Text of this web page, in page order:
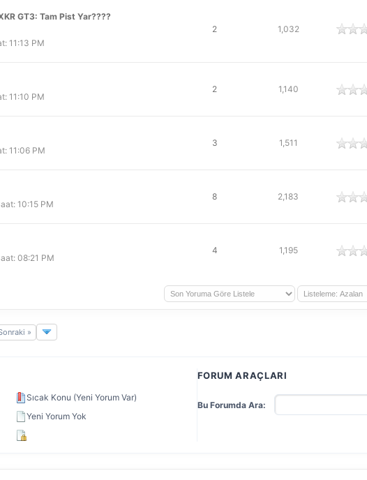
GT3: Tam Pist Yar????
11:13 PM
2 1,032
5 - 0 oy
11:10 PM
2 1,140
5 - 0 oy
11:06 PM
3 1,511
5 - 0 oy
10:15 PM
8 2,183
5 - 0 oy
08:21 PM
4 1,195
5 - 0 oy
»
Sıcak Konu (Yeni Yorum Var)
Yeni Yorum Yok
FORUM ARAÇLARI
Bu Forumda Ara: